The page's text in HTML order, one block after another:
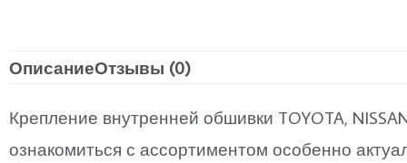
ОписаниеОтзывы (0)
Крепление внутренней обшивки TOYOTA,
ознакомиться с ассортиментом особенно